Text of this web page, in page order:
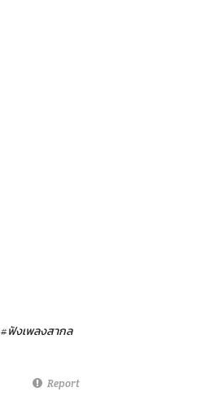
#ฟังเพลงสากล
Report